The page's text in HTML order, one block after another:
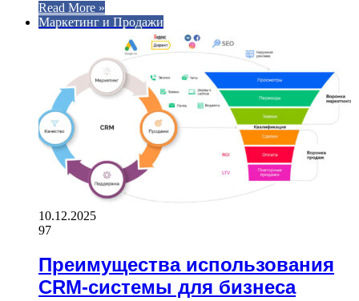
Read More »
Маркетинг и Продажи
10.12.2025
97
Преимущества использования
CRM-системы для бизнеса